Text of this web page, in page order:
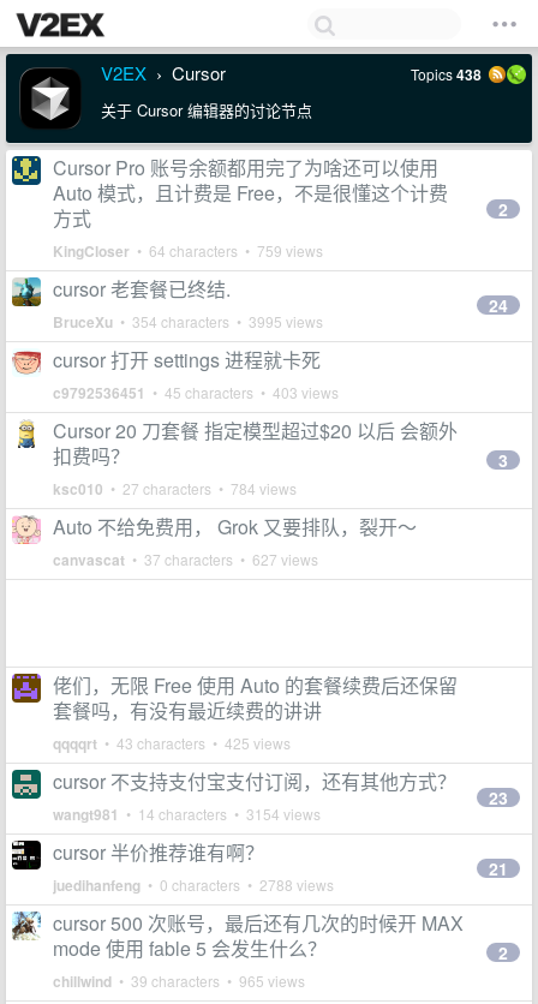
V2EX › Cursor Topics438
关于 Cursor 编辑器的讨论节点
Cursor Pro 账号余额都用完了为啥还可以使用
Auto 模式，且计费是 Free，不是很懂这个计费
方式
KingCloser • 64 characters • 759 views
2
cursor 老套餐已终结.
BruceXu • 354 characters • 3995 views
24
cursor 打开 settings 进程就卡死
c9792536451 • 45 characters • 403 views
Cursor 20 刀套餐 指定模型超过$20 以后 会额外
扣费吗？
ksc010 • 27 characters • 784 views
3
Auto 不给免费用， Grok 又要排队，裂开～
canvascat • 37 characters • 627 views
佬们，无限 Free 使用 Auto 的套餐续费后还保留
套餐吗，有没有最近续费的讲讲
qqqqrt • 43 characters • 425 views
cursor 不支持支付宝支付订阅，还有其他方式？
wangt981 • 14 characters • 3154 views
23
cursor 半价推荐谁有啊？
juedihanfeng • 0 characters • 2788 views
21
cursor 500 次账号，最后还有几次的时候开 MAX
mode 使用 fable 5 会发生什么？
chillwind • 39 characters • 965 views
2